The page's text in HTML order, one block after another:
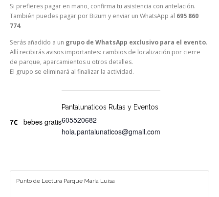
Si prefieres pagar en mano, confirma tu asistencia con antelación.
También puedes pagar por Bizum y enviar un WhatsApp al 695 860
774.
Serás añadido a un grupo de WhatsApp exclusivo para el evento.
Allí recibirás avisos importantes: cambios de localización por cierre
de parque, aparcamientos u otros detalles.
El grupo se eliminará al finalizar la actividad.
7€ bebes gratis
Pantalunaticos Rutas y Eventos
605520682
hola.pantalunaticos@gmail.com
Punto de Lectura Parque María Luisa